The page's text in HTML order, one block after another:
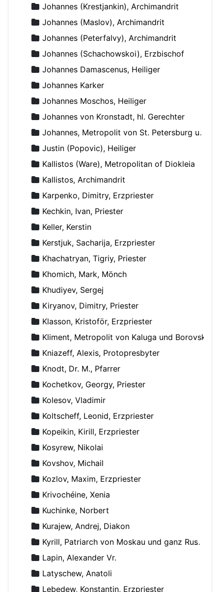
Johannes (Krestjankin), Archimandrit
Johannes (Maslov), Archimandrit
Johannes (Peterfalvy), Archimandrit
Johannes (Schachowskoi), Erzbischof
Johannes Damascenus, Heiliger
Johannes Karker
Johannes Moschos, Heiliger
Johannes von Kronstadt, hl. Gerechter
Johannes, Metropolit von St. Petersburg und Ladoga
Justin (Popovic), Heiliger
Kallistos (Ware), Metropolitan of Diokleia
Kallistos, Archimandrit
Karpenko, Dimitry, Erzpriester
Kechkin, Ivan, Priester
Keller, Kerstin
Kerstjuk, Sacharija, Erzpriester
Khachatryan, Tigriy, Priester
Khomich, Mark, Mönch
Khudiyev, Sergej
Kiryanov, Dimitry, Priester
Klasson, Kristoför, Erzpriester
Kliment, Metropolit von Kaluga und Borovsk
Kniazeff, Alexis, Protopresbyter
Knodt, Dr. M., Pfarrer
Kochetkov, Georgy, Priester
Kolesov, Vladimir
Koltscheff, Leonid, Erzpriester
Kopeikin, Kirill, Erzpriester
Kosyrew, Nikolai
Kovshov, Michail
Kozlov, Maxim, Erzpriester
Krivochéine, Xenia
Kuchinke, Norbert
Kurajew, Andrej, Diakon
Kyrill, Patriarch von Moskau und ganz Russland
Lapin, Alexander Vr.
Latyschew, Anatoli
Lebedew, Konstantin, Erzpriester